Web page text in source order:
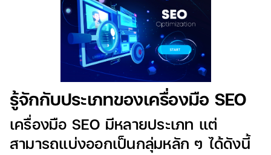
รู้จักกับประเภทของเครื่องมือ SEO
เครื่องมือ SEO มีหลายประเภท แต่
สามารถแบ่งออกเป็นกลุ่มหลัก ๆ ได้ดังนี้